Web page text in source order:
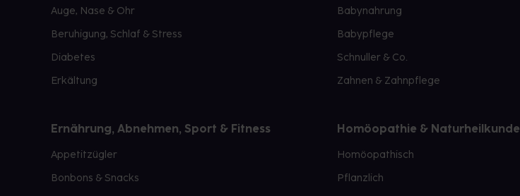
Auge, Nase & Ohr
Beruhigung, Schlaf & Stress
Diabetes
Erkältung
Babynahrung
Babypflege
Schnuller & Co.
Zahnen & Zahnpflege
Ernährung, Abnehmen, Sport & Fitness
Appetitzügler
Bonbons & Snacks
Homöopathie & Naturheilkunde
Homöopathisch
Pflanzlich